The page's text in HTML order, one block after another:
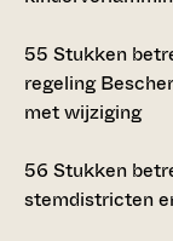
55 Stukken
regeling
met wijziging
56 Stukken
stemdistricten